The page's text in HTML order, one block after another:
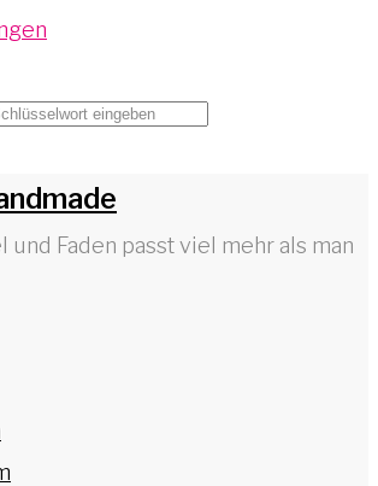
und Faden passt viel mehr als man